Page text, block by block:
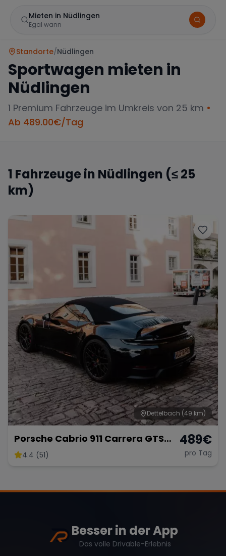
Mieten in Nüdlingen
Egal wann
Ferrari
Jaguar
Chevrolet Dodge
Bentley Rolls Royce Aston Martin
Bugatti Lotus Maserati
Range Rover Corvette
Zeitraum wählen
Standorte/Nüdlingen
Sportwagen mieten in
Nüdlingen
1 Premium Fahrzeuge im Umkreis von 25 km •
Ab 489.00€/Tag
1 Fahrzeuge in Nüdlingen (≤ 25
km)
Dettelbach (49 km)
Porsche Cabrio 911 Carrera GTS
mieten
4.4 (51)
489€
pro Tag
Besser in der App
Das volle Drivable-Erlebnis